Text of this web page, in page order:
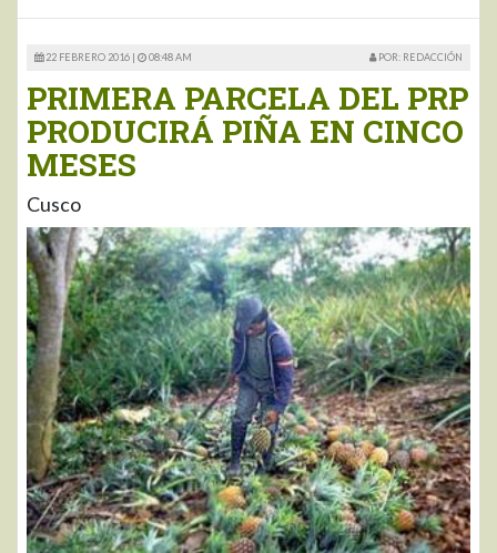
22 FEBRERO 2016 | 08:48 AM POR: REDACCIÓN
PRIMERA PARCELA DEL PRP
PRODUCIRÁ PIÑA EN CINCO
MESES
Cusco